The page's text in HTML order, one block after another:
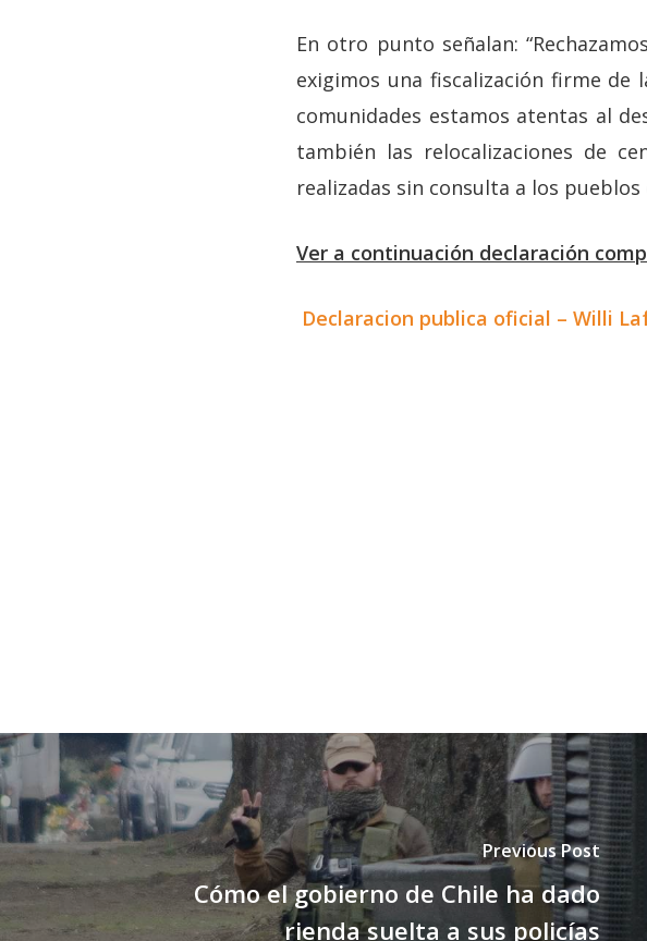
En otro punto señalan:
exigimos una fiscalización firme de
comunidades estamos atentas al
también las relocalizaciones de
realizadas sin consulta a los
Ver a continuación declaración
Declaracion publica oficial – Willi
Previous Post
Cómo el gobierno de Chile ha dado
rienda suelta a sus policías